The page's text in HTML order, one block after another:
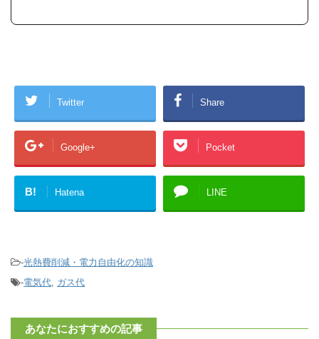
Twitter Share
Google+ Pocket
B! Hatena LINE
-光熱費削減・電力自由化の知識
-電気代 ガス代
あなたにおすすめの記事